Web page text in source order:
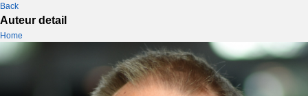
Back
Auteur detail
Home